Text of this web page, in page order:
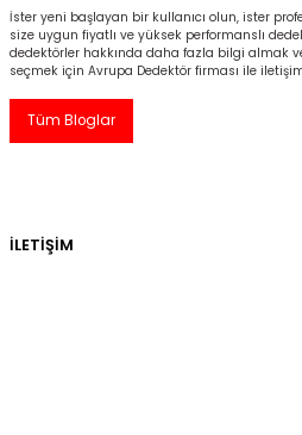
İster yeni başlayan bir kullanıcı olun, ister
size uygun fiyatlı ve yüksek performanslı
dedektörler hakkında daha fazla bilgi almak
seçmek için Avrupa Dedektör firması ile
Tüm Bloglar
İLETİŞİM